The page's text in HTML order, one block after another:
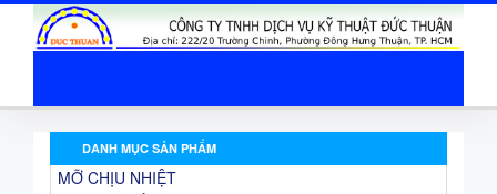
DANH MỤC SẢN PHẨM
MỠ CHỊU NHIỆT